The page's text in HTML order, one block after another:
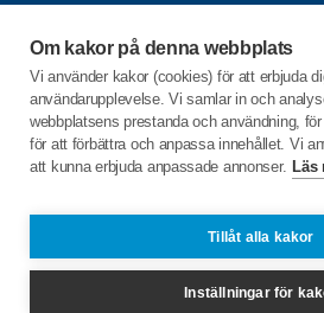
Om kakor på denna webbplats
Vi använder kakor (cookies) för att erbjuda
användarupplevelse. Vi samlar in och
webbplatsens prestanda och användning,
för att förbättra och anpassa innehållet. Vi
att kunna erbjuda anpassade annonser. Läs
Tillåt alla kakor
Inställningar för
Förmåner
Bli medlem
C/o:Per Byström